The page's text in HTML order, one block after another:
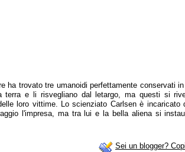
ha trovato tre umanoidi perfettamente conservati
terra e li risvegliano dal letargo, ma questi si
loro vittime. Lo scienziato Carlsen è incaricato
l'impresa, ma tra lui e la bella aliena si
Sei un blogger?